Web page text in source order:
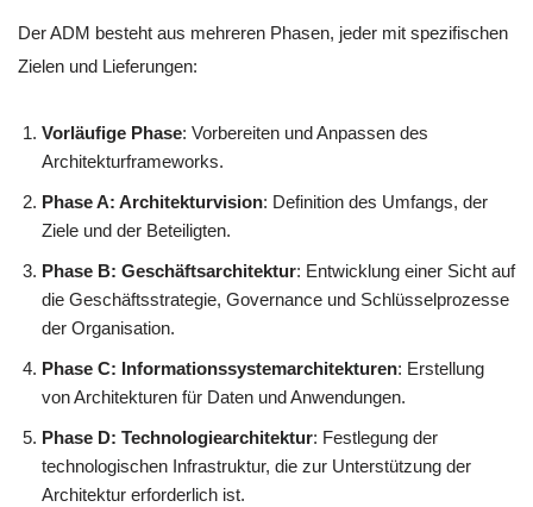
Der ADM besteht aus mehreren Phasen, jeder mit spezifischen
Zielen und Lieferungen:
Vorläufige Phase: Vorbereiten und Anpassen des
Architekturframeworks.
Phase A: Architekturvision: Definition des Umfangs, der
Ziele und der Beteiligten.
Phase B: Geschäftsarchitektur: Entwicklung einer Sicht auf
die Geschäftsstrategie, Governance und Schlüsselprozesse
der Organisation.
Phase C: Informationssystemarchitekturen: Erstellung
von Architekturen für Daten und Anwendungen.
Phase D: Technologiearchitektur: Festlegung der
technologischen Infrastruktur, die zur Unterstützung der
Architektur erforderlich ist.